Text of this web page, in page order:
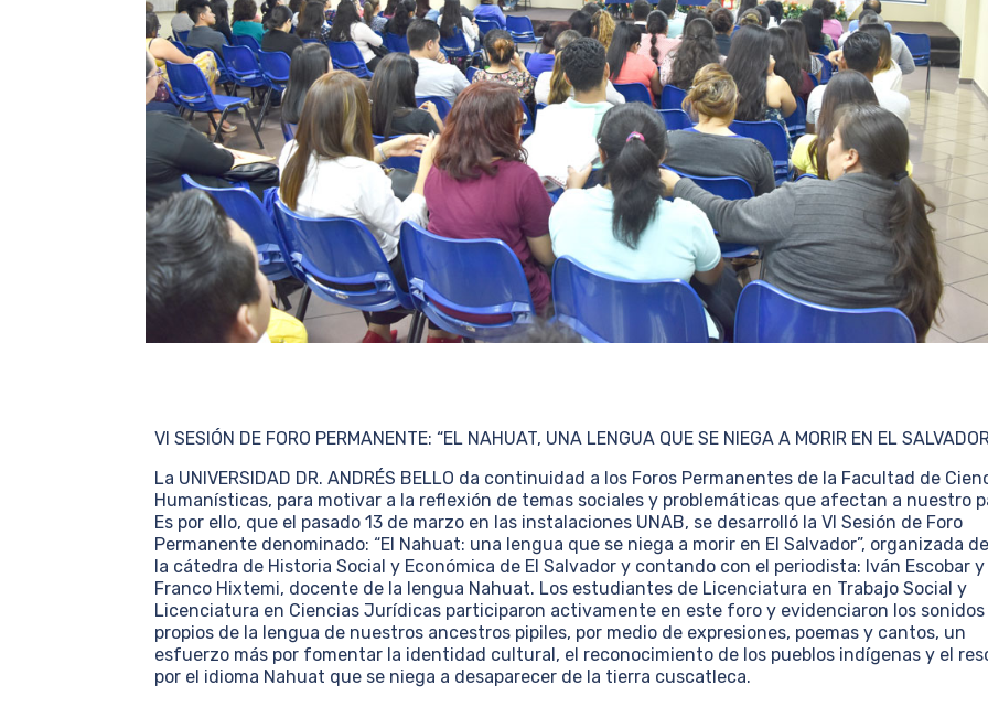
VI SESIÓN DE FORO PERMANENTE: “EL NAHUAT, UNA LENGUA QUE SE NIEGA A MORIR EN EL
La UNIVERSIDAD DR. ANDRÉS BELLO da continuidad a los Foros Permanentes de la Facultad de
Humanísticas, para motivar a la reflexión de temas sociales y problemáticas que afectan a nuestro
Es por ello, que el pasado 13 de marzo en las instalaciones UNAB, se desarrolló la VI Sesión de Foro
Permanente denominado: “El Nahuat: una lengua que se niega a morir en El Salvador”, organizada
la cátedra de Historia Social y Económica de El Salvador y contando con el periodista: Iván Escobar y
Franco Hixtemi, docente de la lengua Nahuat. Los estudiantes de Licenciatura en Trabajo Social y
Licenciatura en Ciencias Jurídicas participaron activamente en este foro y evidenciaron los sonidos
propios de la lengua de nuestros ancestros pipiles, por medio de expresiones, poemas y cantos, un
esfuerzo más por fomentar la identidad cultural, el reconocimiento de los pueblos indígenas y el
por el idioma Nahuat que se niega a desaparecer de la tierra cuscatleca.